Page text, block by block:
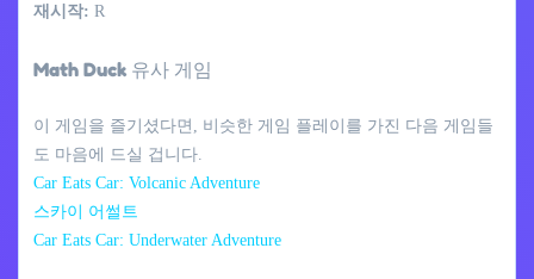
재시작: R
Math Duck 유사 게임
이 게임을 즐기셨다면, 비슷한 게임 플레이를 가진 다음 게임들
도 마음에 드실 겁니다.
Car Eats Car: Volcanic Adventure
스카이 어썰트
Car Eats Car: Underwater Adventure